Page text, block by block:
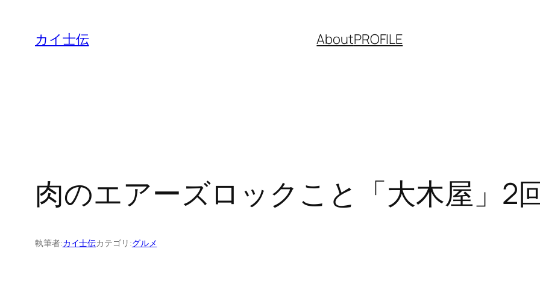
カイ士伝 AboutPROFILE
肉のエアーズロックこと「大木屋」2
執筆者:カイ士伝カテゴリ:グルメ